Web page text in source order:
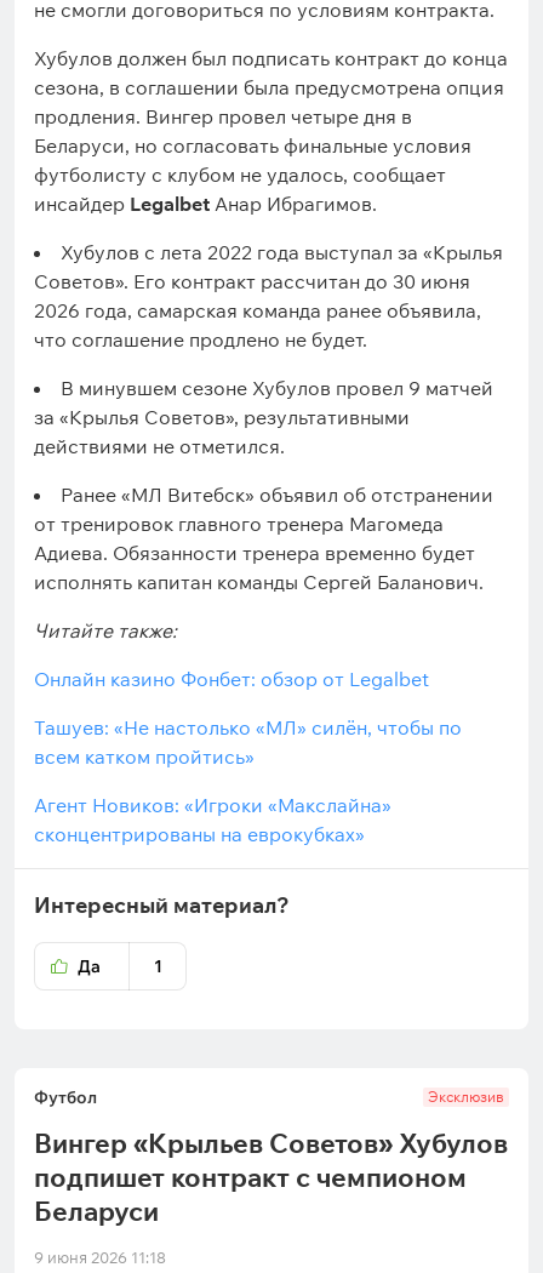
не смогли договориться по условиям контракта.
Хубулов должен был подписать контракт до конца
сезона, в соглашении была предусмотрена опция
продления. Вингер провел четыре дня в
Беларуси, но согласовать финальные условия
футболисту с клубом не удалось, сообщает
инсайдер Legalbet Анар Ибрагимов.
Хубулов с лета 2022 года выступал за «Крылья
Советов». Его контракт рассчитан до 30 июня
2026 года, самарская команда ранее объявила,
что соглашение продлено не будет.
В минувшем сезоне Хубулов провел 9 матчей
за «Крылья Советов», результативными
действиями не отметился.
Ранее «МЛ Витебск» объявил об отстранении
от тренировок главного тренера Магомеда
Адиева. Обязанности тренера временно будет
исполнять капитан команды Сергей Баланович.
Читайте также:
Онлайн казино Фонбет: обзор от Legalbet
Ташуев: «Не настолько «МЛ» силён, чтобы по
всем катком пройтись»
Агент Новиков: «Игроки «Макслайна»
сконцентрированы на еврокубках»
Интересный материал?
Да 1
Футбол Эксклюзив
Вингер «Крыльев Советов» Хубулов
подпишет контракт с чемпионом
Беларуси
9 июня 2026 11:18